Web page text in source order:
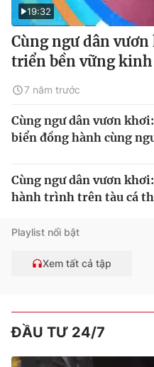
19:32
Cùng ngư dân
triển bền vững kinh
7 năm trước
Cùng ngư dân vươn
biển đồng hành cùng
Cùng ngư dân vươn
hành trình trên tàu cá
Playlist nổi bật
Xem tất cả tập
ĐẦU TƯ 24/7